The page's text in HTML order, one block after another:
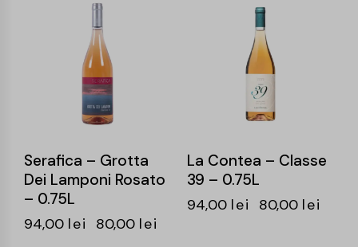
Serafica – Grotta
Dei Lamponi Rosato
– 0.75L
94,00 lei 80,00 lei
La Contea – Classe
39 – 0.75L
94,00 lei 80,00 lei